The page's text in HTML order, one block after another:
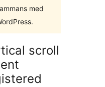
med
scroll